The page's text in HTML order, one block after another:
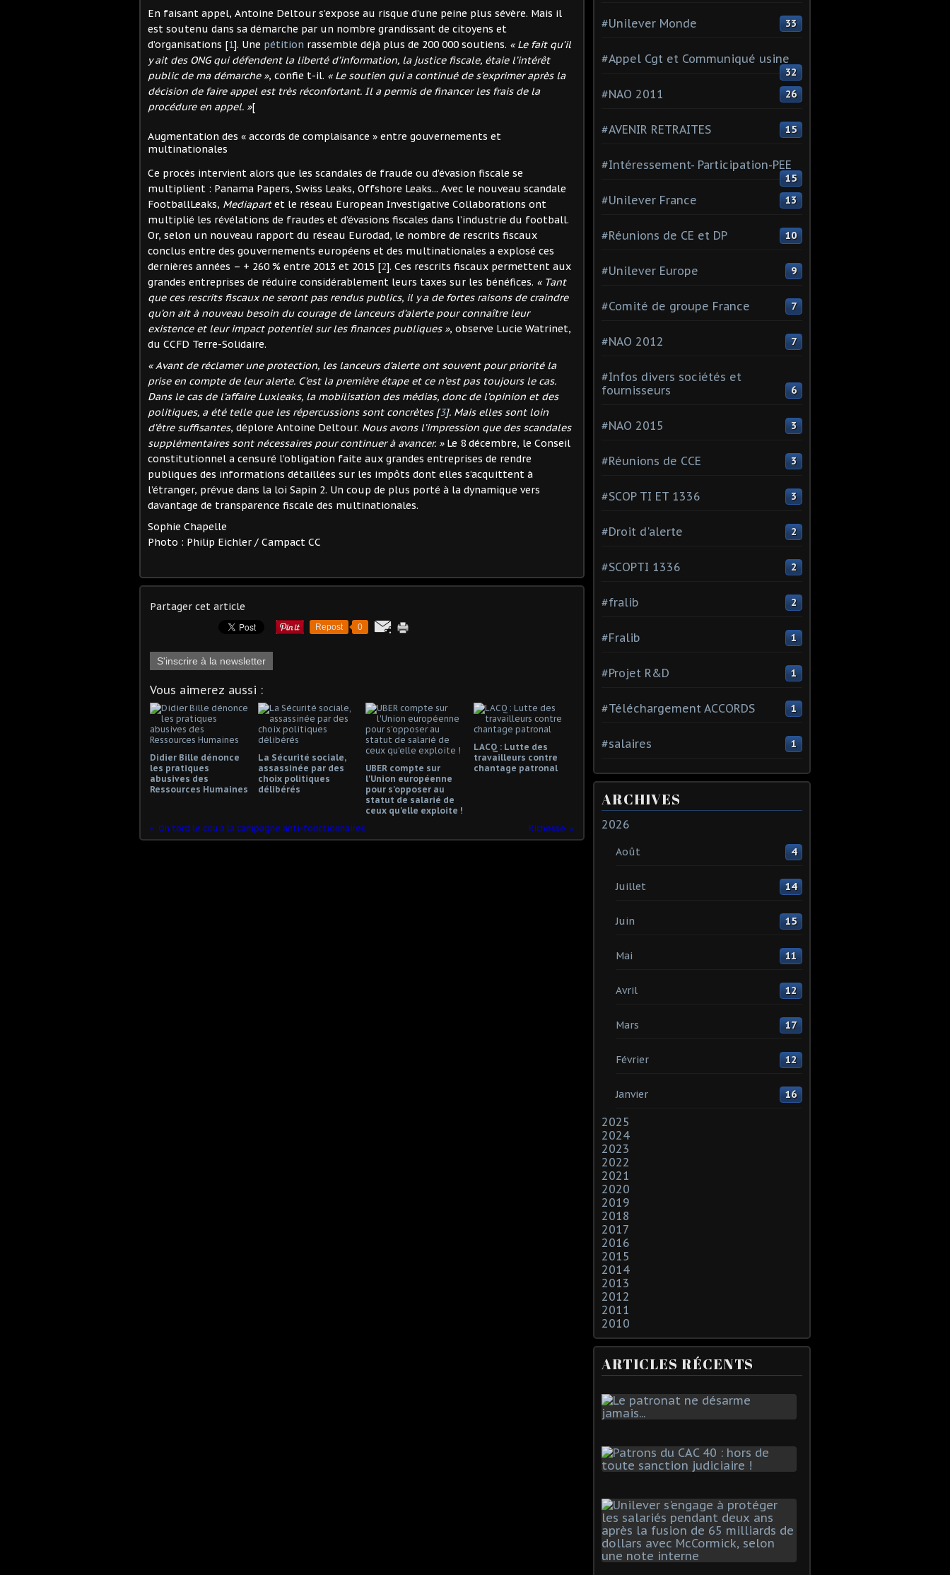
En faisant appel, Antoine Deltour s’expose au risque d’une peine plus sévère. Mais il
est soutenu dans sa démarche par un nombre grandissant de citoyens et
d’organisations [1]. Une pétition rassemble déjà plus de 200 000 soutiens. « Le fait qu’il
y ait des ONG qui défendent la liberté d’information, la justice fiscale, étaie l’intérêt
public de ma démarche », confie t-il. « Le soutien qui a continué de s’exprimer après la
décision de faire appel est très réconfortant. Il a permis de financer les frais de la
procédure en appel. »[
Augmentation des « accords de complaisance » entre gouvernements et
multinationales
Ce procès intervient alors que les scandales de fraude ou d’évasion fiscale se
multiplient : Panama Papers, Swiss Leaks, Offshore Leaks... Avec le nouveau scandale
FootballLeaks, Mediapartet le réseau European Investigative Collaborations ont
multiplié les révélations de fraudes et d’évasions fiscales dans l’industrie du football.
Or, selon un nouveau rapport du réseau Eurodad, le nombre de rescrits fiscaux
conclus entre des gouvernements européens et des multinationales a explosé ces
dernières années – + 260 % entre 2013 et 2015 [2]. Ces rescrits fiscaux permettent aux
grandes entreprises de réduire considérablement leurs taxes sur les bénéfices. « Tant
que ces rescrits fiscaux ne seront pas rendus publics, il y a de fortes raisons de craindre
qu’on ait à nouveau besoin du courage de lanceurs d’alerte pour connaître leur
existence et leur impact potentiel sur les finances publiques », observe Lucie Watrinet,
du CCFD Terre-Solidaire.
« Avant de réclamer une protection, les lanceurs d’alerte ont souvent pour priorité la
prise en compte de leur alerte. C’est la première étape et ce n’est pas toujours le cas.
Dans le cas de l’affaire Luxleaks, la mobilisation des médias, donc de l’opinion et des
politiques, a été telle que les répercussions sont concrètes[3]. Mais elles sont loin
d’être suffisantes, déplore Antoine Deltour. Nous avons l’impression que des scandales
supplémentaires sont nécessaires pour continuer à avancer. »Le 8 décembre, le Conseil
constitutionnel a censuré l’obligation faite aux grandes entreprises de rendre
publiques des informations détaillées sur les impôts dont elles s’acquittent à
l’étranger, prévue dans la loi Sapin 2. Un coup de plus porté à la dynamique vers
davantage de transparence fiscale des multinationales.
Sophie Chapelle
Photo : Philip Eichler / Campact CC
Partager cet article
Repost 0
S'inscrire à la newsletter
Vous aimerez aussi :
Didier Bille dénonce
les pratiques
abusives des
Ressources Humaines
La Sécurité sociale,
assassinée par des
choix politiques
délibérés
UBER compte sur
l'Union européenne
pour s'opposer au
statut de salarié de
ceux qu'elle exploite !
LACQ : Lutte des
travailleurs contre
chantage patronal
On tord le cou à la campagne anti-fonctionnaires Richesse
#Unilever Monde 33
#Appel Cgt et Communiqué usine
32
#NAO 2011 26
#AVENIR RETRAITES 15
#Intéressement- Participation-PEE
15
#Unilever France 13
#Réunions de CE et DP 10
#Unilever Europe 9
#Comité de groupe France 7
#NAO 2012 7
#Infos divers sociétés et
fournisseurs
6
#NAO 2015 3
#Réunions de CCE 3
#SCOP TI ET 1336 3
#Droit d'alerte 2
#SCOPTI 1336 2
#fralib 2
#Fralib 1
#Projet R&D 1
#Téléchargement ACCORDS 1
#salaires 1
ARCHIVES
2026
Août 4
Juillet 14
Juin 15
Mai 11
Avril 12
Mars 17
Février 12
Janvier 16
2025
2024
2023
2022
2021
2020
2019
2018
2017
2016
2015
2014
2013
2012
2011
2010
ARTICLES RÉCENTS